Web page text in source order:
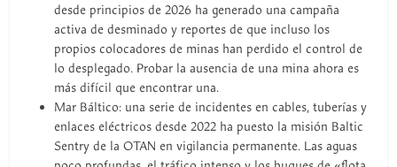
desde principios de 2026 ha generado una campaña
activa de desminado y reportes de que incluso los
propios colocadores de minas han perdido el control de
lo desplegado. Probar la ausencia de una mina ahora es
más difícil que encontrar una.
Mar Báltico: una serie de incidentes en cables, tuberías y
enlaces eléctricos desde 2022 ha puesto la misión Baltic
Sentry de la OTAN en vigilancia permanente. Las aguas